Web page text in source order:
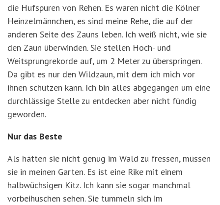
die Hufspuren von Rehen. Es waren nicht die Kölner
Heinzelmännchen, es sind meine Rehe, die auf der
anderen Seite des Zauns leben. Ich weiß nicht, wie sie
den Zaun überwinden. Sie stellen Hoch- und
Weitsprungrekorde auf, um 2 Meter zu überspringen.
Da gibt es nur den Wildzaun, mit dem ich mich vor
ihnen schützen kann. Ich bin alles abgegangen um eine
durchlässige Stelle zu entdecken aber nicht fündig
geworden.
Nur das Beste
Als hätten sie nicht genug im Wald zu fressen, müssen
sie in meinen Garten. Es ist eine Rike mit einem
halbwüchsigen Kitz. Ich kann sie sogar manchmal
vorbeihuschen sehen. Sie tummeln sich im